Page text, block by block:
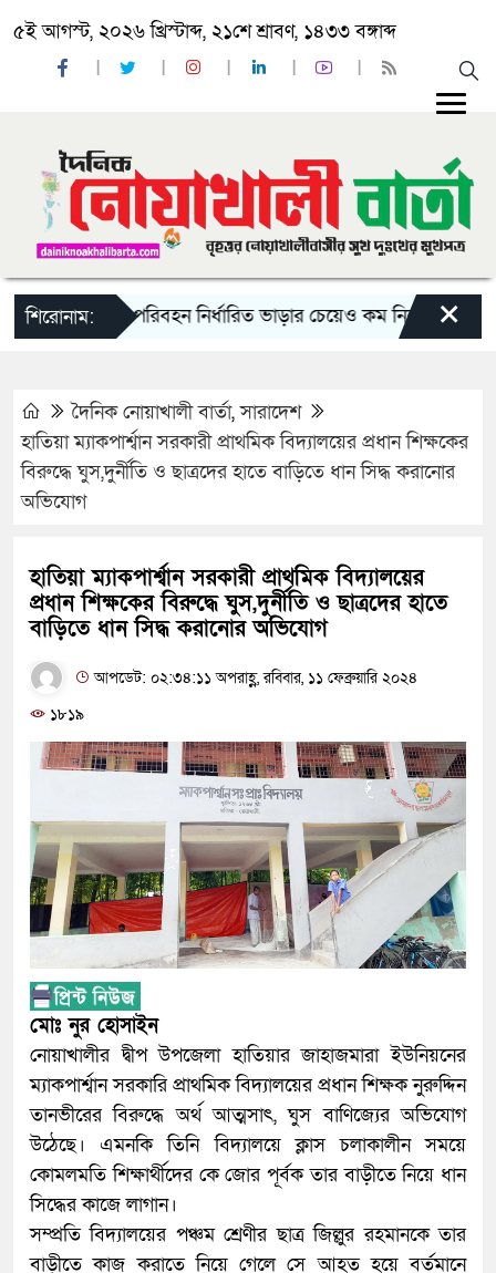
৫ই আগস্ট, ২০২৬ খ্রিস্টাব্দ, ২১শে শ্রাবণ, ১৪৩৩ বঙ্গাব্দ
শিরোনাম:
দু-একটি পরিবহন নির্ধারিত ভাড়ার চেয়েও কম নিচ্ছে’ ×
দৈনিক নোয়াখালী বার্তা,সারাদেশ
হাতিয়া ম্যাকপার্শ্বান সরকারী প্রাথমিক বিদ্যালয়ের প্রধান শিক্ষকের
বিরুদ্ধে ঘুস,দুর্নীতি ও ছাত্রদের হাতে বাড়িতে ধান সিদ্ধ করানোর
অভিযোগ
হাতিয়া ম্যাকপার্শ্বান সরকারী প্রাথমিক বিদ্যালয়ের
প্রধান শিক্ষকের বিরুদ্ধে ঘুস,দুর্নীতি ও ছাত্রদের হাতে
বাড়িতে ধান সিদ্ধ করানোর অভিযোগ
আপডেট: ০২:৩৪:১১ অপরাহ্ণ, রবিবার, ১১ ফেব্রুয়ারি ২০২৪
১৮১৯
মোঃ নুর হোসাইন
নোয়াখালীর দ্বীপ উপজেলা হাতিয়ার জাহাজমারা ইউনিয়নের
ম্যাকপার্শ্বান সরকারি প্রাথমিক বিদ্যালয়ের প্রধান শিক্ষক নুরুদ্দিন
তানভীরের বিরুদ্ধে অর্থ আত্মসাৎ, ঘুস বাণিজ্যের অভিযোগ
উঠেছে। এমনকি তিনি বিদ্যালয়ে ক্লাস চলাকালীন সময়ে
কোমলমতি শিক্ষার্থীদের কে জোর পূর্বক তার বাড়ীতে নিয়ে ধান
সিদ্ধের কাজে লাগান।
সম্প্রতি বিদ্যালয়ের পঞ্চম শ্রেণীর ছাত্র জিল্লুর রহমানকে তার
বাড়ীতে কাজ করাতে নিয়ে গেলে সে আহত হয়ে বর্তমানে